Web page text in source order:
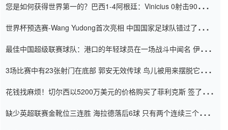
您是如何获得世界第一的？巴西1-4阿根廷：Vinicius 0射击90分钟
世界杯预选赛-Wang Yudong首次亮相 中国国家足球队错过了世界
最佳中国超级联赛球队：港口的年轻球员在一场战斗中闻名 伊万放
3场比赛中有23张射门在底部 郭安无效传球 鸟儿被用来摆脱它
花钱找麻烦！切尔西以5200万美元的价格购买了菲利克斯 签了7年
缺少英超联赛金靴位三连胜 海拉德落后6球 只有两个连续三个连续